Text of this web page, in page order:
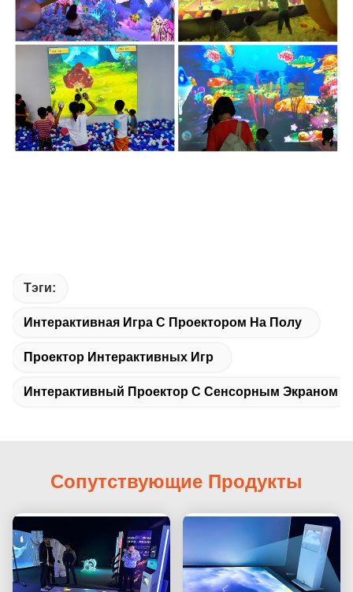
Тэги:
Интерактивная Игра С Проектором На Полу
Проектор Интерактивных Игр
Интерактивный Проектор С Сенсорным Экраном
Сопутствующие Продукты